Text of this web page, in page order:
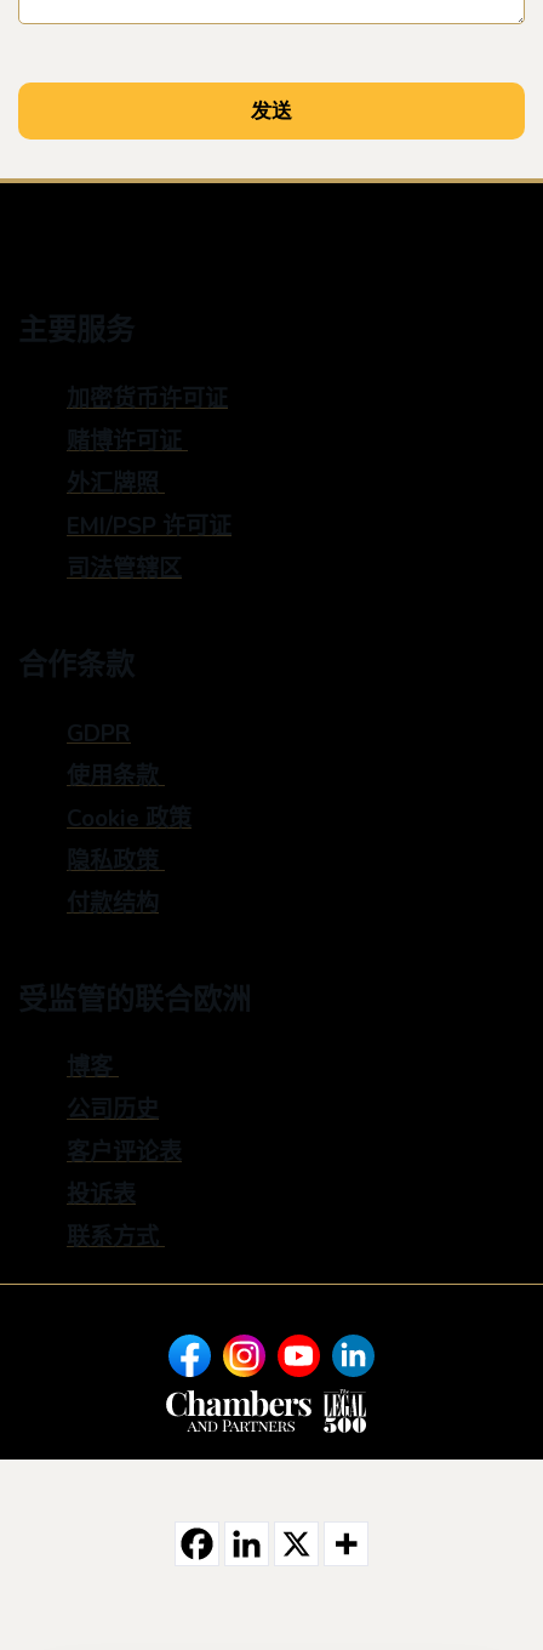
主要服务
加密货币许可证
赌博许可证
外汇牌照
EMI/PSP 许可证
司法管辖区
合作条款
GDPR
使用条款
Cookie 政策
隐私政策
付款结构
受监管的联合欧洲
博客
公司历史
客户评论表
投诉表
联系方式